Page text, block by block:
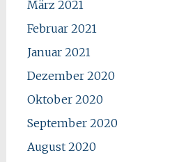
März 2021
Februar 2021
Januar 2021
Dezember 2020
Oktober 2020
September 2020
August 2020